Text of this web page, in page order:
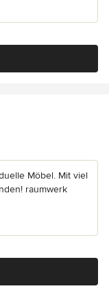
Möbel. Mit viel
raumwerk